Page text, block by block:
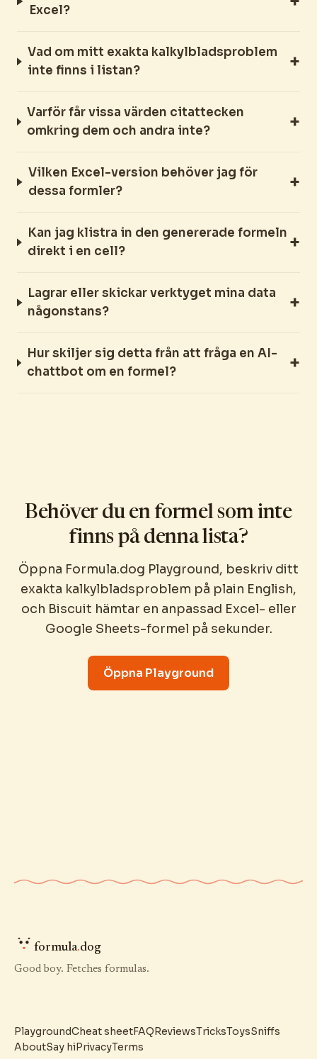
Excel?
Vad om mitt exakta kalkylbladsproblem
inte finns i listan?
Varför får vissa värden citattecken
omkring dem och andra inte?
Vilken Excel-version behöver jag för
dessa formler?
Kan jag klistra in den genererade formeln
direkt i en cell?
Lagrar eller skickar verktyget mina data
någonstans?
Hur skiljer sig detta från att fråga en AI-
chattbot om en formel?
Behöver du en formel som inte
finns på denna lista?
Öppna Formula.dog Playground, beskriv ditt
exakta kalkylbladsproblem på plain English,
och Biscuit hämtar en anpassad Excel- eller
Google Sheets-formel på sekunder.
Öppna Playground
formula.dog
Good boy. Fetches formulas.
PlaygroundCheat sheetFAQReviewsTricksToysSniffs
AboutSay hiPrivacyTerms